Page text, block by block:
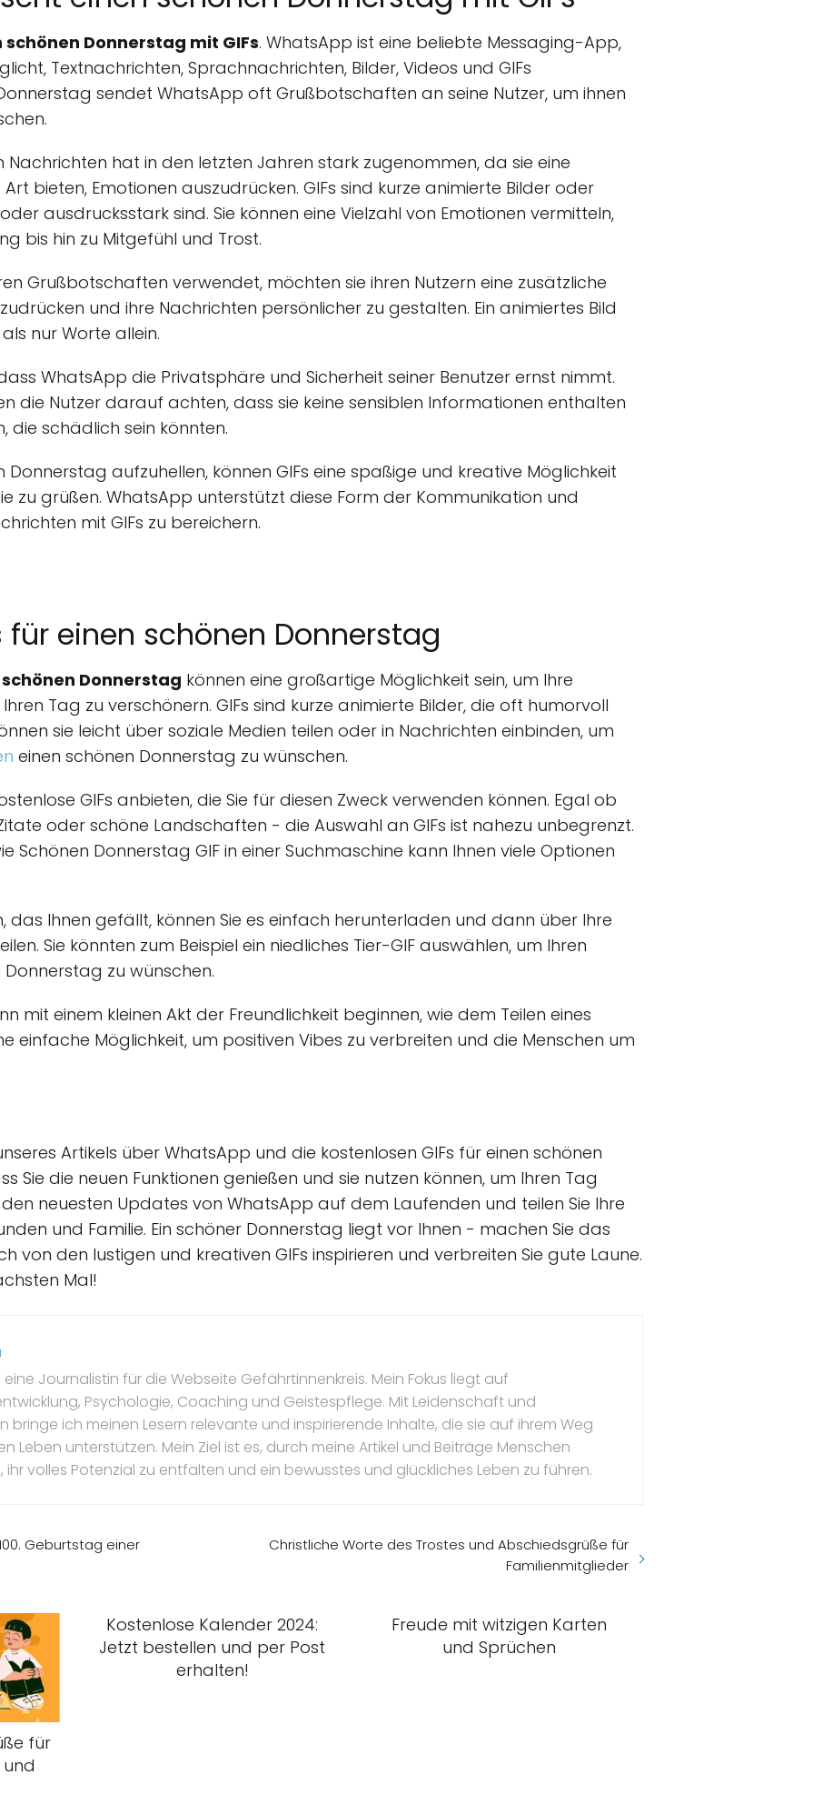
Donnerstag mit GIFs. WhatsApp ist eine beliebte Messaging-App,
Textnachrichten, Sprachnachrichten, Bilder, Videos und GIFs
sendet WhatsApp oft Grußbotschaften an seine Nutzer, um ihnen
Nachrichten hat in den letzten Jahren stark zugenommen, da sie eine
bieten, Emotionen auszudrücken. GIFs sind kurze animierte Bilder oder
ausdrucksstark sind. Sie können eine Vielzahl von Emotionen vermitteln,
bis hin zu Mitgefühl und Trost.
Grußbotschaften verwendet, möchten sie ihren Nutzern eine zusätzliche
und ihre Nachrichten persönlicher zu gestalten. Ein animiertes Bild
nur Worte allein.
WhatsApp die Privatsphäre und Sicherheit seiner Benutzer ernst nimmt.
die Nutzer darauf achten, dass sie keine sensiblen Informationen enthalten
die schädlich sein könnten.
Donnerstag aufzuhellen, können GIFs eine spaßige und kreative Möglichkeit
zu grüßen. WhatsApp unterstützt diese Form der Kommunikation und
mit GIFs zu bereichern.
für einen schönen Donnerstag
Donnerstag können eine großartige Möglichkeit sein, um Ihre
Tag zu verschönern. GIFs sind kurze animierte Bilder, die oft humorvoll
sie leicht über soziale Medien teilen oder in Nachrichten einbinden, um
einen schönen Donnerstag zu wünschen.
GIFs anbieten, die Sie für diesen Zweck verwenden können. Egal ob
oder schöne Landschaften - die Auswahl an GIFs ist nahezu unbegrenzt.
Schönen Donnerstag GIF in einer Suchmaschine kann Ihnen viele Optionen
das Ihnen gefällt, können Sie es einfach herunterladen und dann über Ihre
Sie könnten zum Beispiel ein niedliches Tier-GIF auswählen, um Ihren
zu wünschen.
mit einem kleinen Akt der Freundlichkeit beginnen, wie dem Teilen eines
einfache Möglichkeit, um positiven Vibes zu verbreiten und die Menschen um
Artikels über WhatsApp und die kostenlosen GIFs für einen schönen
Sie die neuen Funktionen genießen und sie nutzen können, um Ihren Tag
den neuesten Updates von WhatsApp auf dem Laufenden und teilen Sie Ihre
und Familie. Ein schöner Donnerstag liegt vor Ihnen - machen Sie das
von den lustigen und kreativen GIFs inspirieren und verbreiten Sie gute Laune.
Mal!
Journalistin für die Webseite Gefährtinnenkreis. Mein Fokus liegt auf
Psychologie, Coaching und Geistespflege. Mit Leidenschaft und
bringe ich meinen Lesern relevante und inspirierende Inhalte, die sie auf ihrem Weg
Leben unterstützen. Mein Ziel ist es, durch meine Artikel und Beiträge Menschen
ihr volles Potenzial zu entfalten und ein bewusstes und glückliches Leben zu führen.
Geburtstag einer
Christliche Worte des Trostes und Abschiedsgrüße für
Familienmitglieder
für
und
Kostenlose Kalender 2024:
Jetzt bestellen und per Post
erhalten!
Freude mit witzigen Karten
und Sprüchen